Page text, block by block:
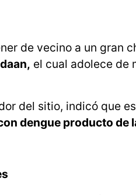
de vecino a un gran
el cual adolece de
del sitio, indicó que
dengue producto de